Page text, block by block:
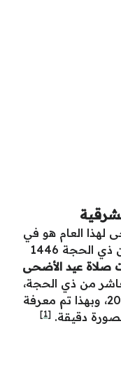
لهذا العام هو في
تمام 05:01 من يوم الأحد العاشر من ذي الحجة 1446
صلاة عيد الأضحى
من ذي الحجة،
دقيقة. [1]